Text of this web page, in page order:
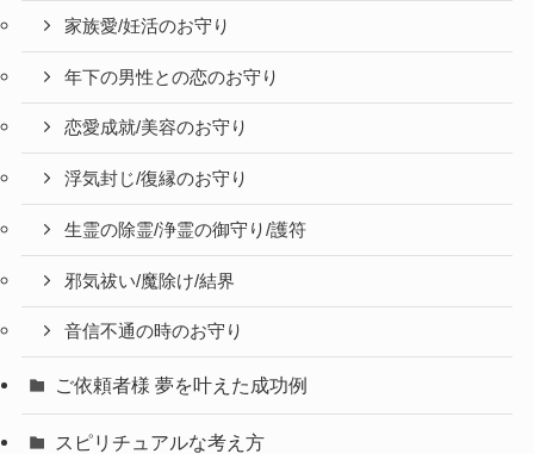
家族愛/妊活のお守り
年下の男性との恋のお守り
恋愛成就/美容のお守り
浮気封じ/復縁のお守り
生霊の除霊/浄霊の御守り/護符
邪気祓い/魔除け/結界
音信不通の時のお守り
ご依頼者様 夢を叶えた成功例
スピリチュアルな考え方